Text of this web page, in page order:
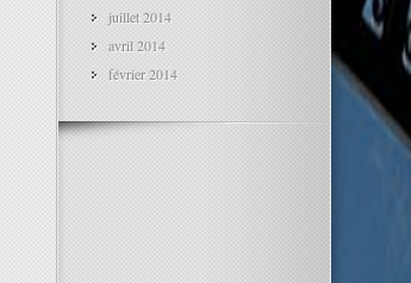
juillet 2014
avril 2014
février 2014